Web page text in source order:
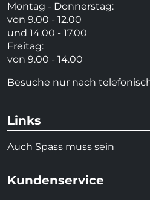
Montag - Donnerstag:
von 9.00 - 12.00
und 14.00 - 17.00
Freitag:
von 9.00 - 14.00
Besuche nur nach
Links
Auch Spass muss sein
Kundenservice